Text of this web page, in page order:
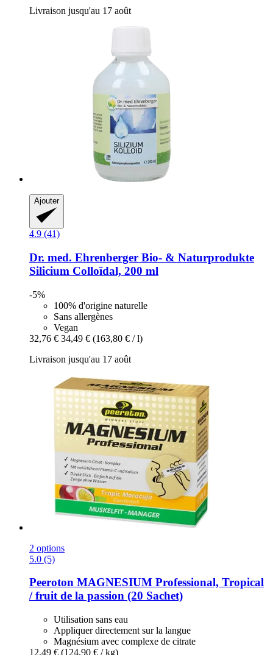
Livraison jusqu'au 17 août
Ajouter
4.9 (41)
Dr. med. Ehrenberger Bio- & Naturprodukte
Silicium Colloïdal, 200 ml
-5%
100% d'origine naturelle
Sans allergènes
Vegan
32,76 € 34,49 € (163,80 € / l)
Livraison jusqu'au 17 août
2 options
5.0 (5)
Peeroton MAGNESIUM Professional, Tropical
/ fruit de la passion (20 Sachet)
Utilisation sans eau
Appliquer directement sur la langue
Magnésium avec complexe de citrate
12,49 € (124,90 € / kg)